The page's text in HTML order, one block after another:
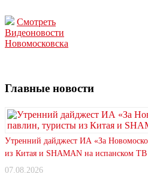
Смотреть
Видеоновости
Новомосковска
Главные новости
Утренний дайджест ИА «За
из Китая и SHAMAN на испанском ТВ
07.08.2026